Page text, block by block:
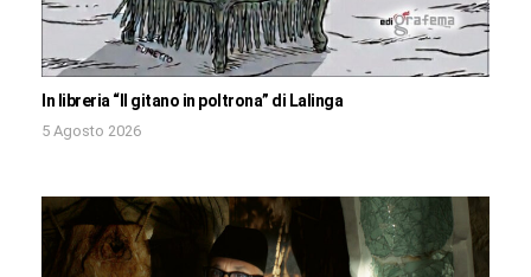
In libreria “Il gitano in poltrona” di Lalinga
5 Agosto 2026